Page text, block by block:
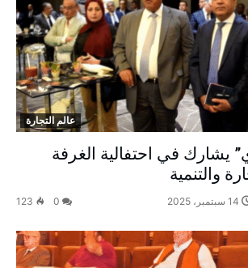
عالم التجارة
يشارك في احتفالية الغرفة
والتنمية
14 سبتمبر، 2025 0
123